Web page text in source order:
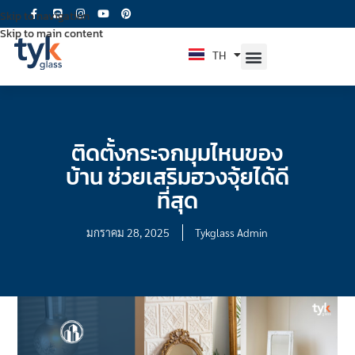
Skip to navigation
Skip to main content
TH
EN
ติดตั้งกระจกมุมไหนของ
บ้าน ช่วยเสริมฮวงจุ้ยได้ดี
ที่สุด
มกราคม 28, 2025 Tykglass Admin